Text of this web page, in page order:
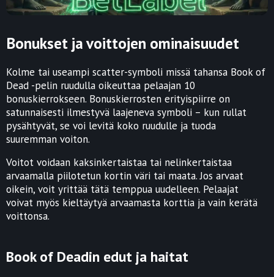
Bonukset ja voittojen ominaisuudet
Kolme tai useampi scatter-symboli missä tahansa Book of
Dead -pelin ruudulla oikeuttaa pelaajan 10
bonuskierrokseen. Bonuskierrosten erityispiirre on
satunnaisesti ilmestyvä laajeneva symboli – kun rullat
pysähtyvät, se voi levitä koko ruudulle ja tuoda
suuremman voiton.
Voitot voidaan kaksinkertaistaa tai nelinkertaistaa
arvaamalla piilotetun kortin väri tai maata. Jos arvaat
oikein, voit yrittää tätä temppua uudelleen. Pelaajat
voivat myös kieltäytyä arvaamasta korttia ja vain kerätä
voittonsa.
Book of Deadin edut ja haitat